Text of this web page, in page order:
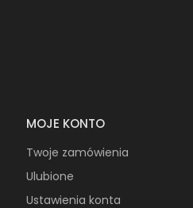
MOJE KONTO
Twoje zamówienia
Ulubione
Ustawienia konta